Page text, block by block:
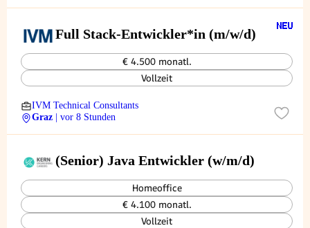
Full Stack-Entwickler*in (m/w/d)
€ 4.500 monatl.
Vollzeit
IVM Technical Consultants
Graz
| vor 8 Stunden
(Senior) Java Entwickler (w/m/d)
Homeoffice
€ 4.100 monatl.
Vollzeit